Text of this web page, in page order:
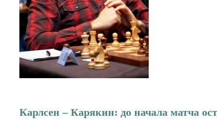
Карлсен – Карякин: до начала матча